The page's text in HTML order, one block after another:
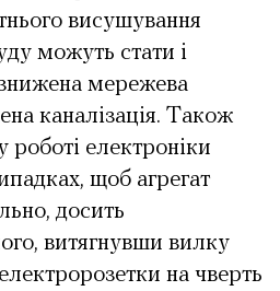
висушування
можуть стати і
мережева
каналізація. Також
роботі електроніки
щоб агрегат
досить
витягнувши вилку
на чверть